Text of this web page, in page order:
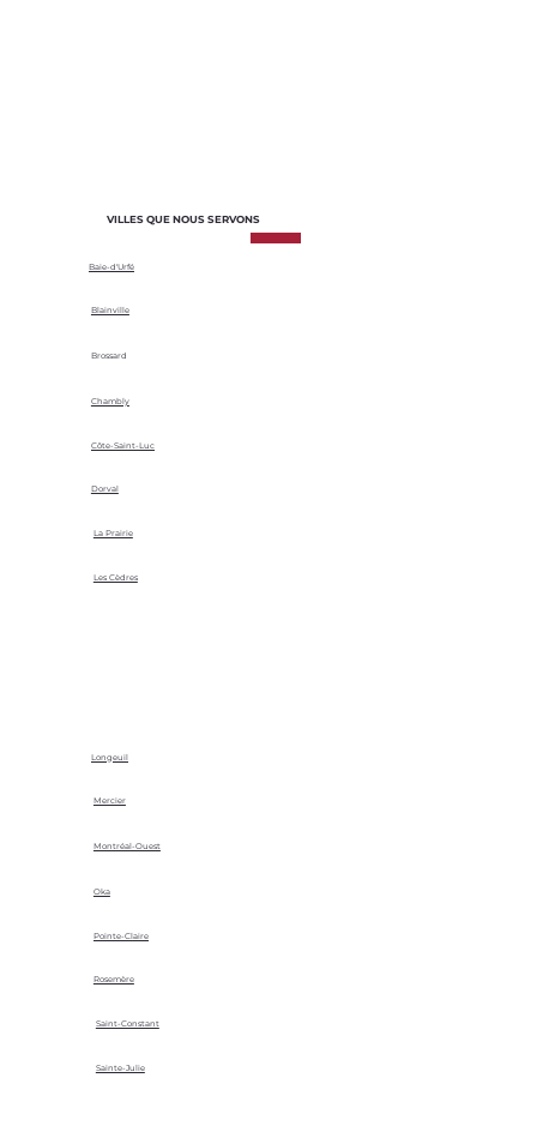
VILLES QUE NOUS SERVONS
Baie-d'Urfé
Blainville
Brossard
Chambly
Côte-Saint-Luc
Dorval
La Prairie
Les Cèdres
Longeuil
Mercier
Montréal-Ouest
Oka
Pointe-Claire
Rosemère
Saint-Constant
Sainte-Julie